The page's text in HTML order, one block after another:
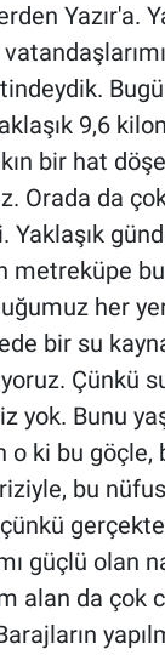
Yazır'a.
9,6
bir hat
Orada da
her
bir su
Çünkü
yok. Bunu
o ki bu göçle,
bu
güçlü olan
alan da çok